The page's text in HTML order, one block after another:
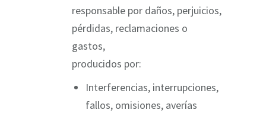
responsable por daños, perjuicios,
pérdidas, reclamaciones o
gastos,
producidos por:
Interferencias, interrupciones,
fallos, omisiones, averías